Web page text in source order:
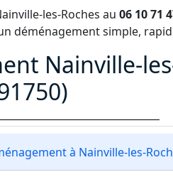
les-Roches au 06 10 71
déménagement simple,
Nainville-
à Nainville-les-